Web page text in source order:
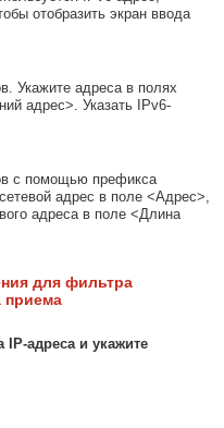
отобразить экран ввода
Укажите адреса в полях
адрес>. Указать IPv6-
с помощью префикса
адрес в поле <Адрес>,
адреса в поле <Длина
для фильтра
приема
адреса и укажите